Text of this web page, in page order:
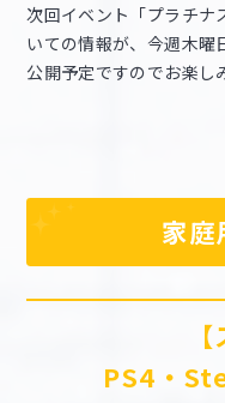
次回イベント「プラチナ
いての情報が、今週木曜
公開予定ですのでお楽し
家庭
PS4・